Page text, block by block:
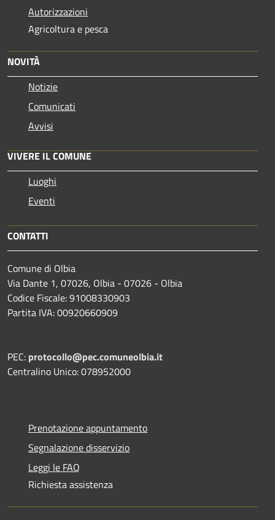
Autorizzazioni
Agricoltura e pesca
NOVITÀ
Notizie
Comunicati
Avvisi
VIVERE IL COMUNE
Luoghi
Eventi
CONTATTI
Comune di Olbia
Via Dante 1, 07026, Olbia - 07026 - Olbia
Codice Fiscale: 91008330903
Partita IVA: 00920660909
PEC: protocollo@pec.comuneolbia.it
Centralino Unico: 078952000
Prenotazione appuntamento
Segnalazione disservizio
Leggi le FAQ
Richiesta assistenza